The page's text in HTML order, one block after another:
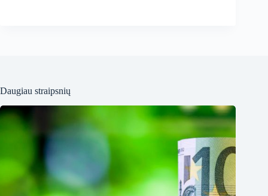
Daugiau straipsnių